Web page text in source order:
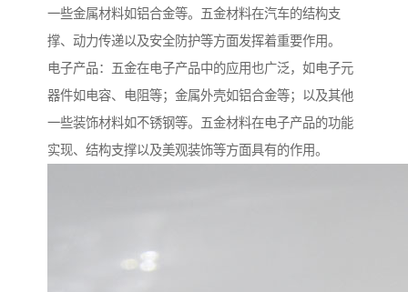
一些金属材料如铝合金等。五金材料在汽车的结构支
撑、动力传递以及安全防护等方面发挥着重要作用。
电子产品：五金在电子产品中的应用也广泛，如电子元
器件如电容、电阻等；金属外壳如铝合金等；以及其他
一些装饰材料如不锈钢等。五金材料在电子产品的功能
实现、结构支撑以及美观装饰等方面具有的作用。